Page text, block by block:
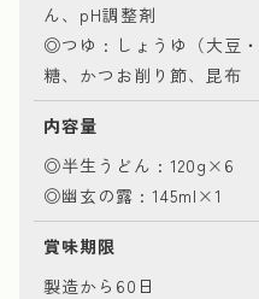
ん、pH調整剤
◎つゆ : しょうゆ（大豆
糖、かつお削り節、昆布
内容量
◎半生うどん : 120g×6
◎幽玄の露 : 145ml×1
賞味期限
製造から60日